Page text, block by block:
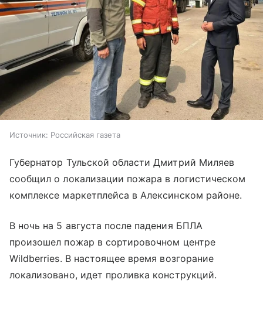
Источник: Российская газета
Губернатор Тульской области Дмитрий Миляев
сообщил о локализации пожара в логистическом
комплексе маркетплейса в Алексинском районе.
В ночь на 5 августа после падения БПЛА
произошел пожар в сортировочном центре
Wildberries. В настоящее время возгорание
локализовано, идет проливка конструкций.